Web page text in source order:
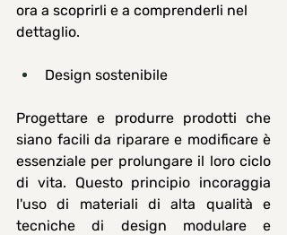
ora a scoprirli e a comprenderli nel
dettaglio.
Design sostenibile
Progettare e produrre prodotti che
siano facili da riparare e modificare è
essenziale per prolungare il loro ciclo
di vita. Questo principio incoraggia
l'uso di materiali di alta qualità e
tecniche di design modulare e